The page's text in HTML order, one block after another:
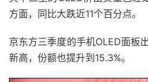
方面，同比大跌近11个百分点。
京东方三季度的手机OLED面板
新高，份额也提升到15.3%。